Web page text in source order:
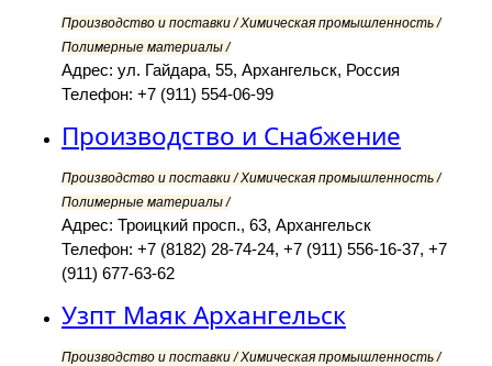
Производство и поставки / Химическая промышленность /
Полимерные материалы /
Адрес: ул. Гайдара, 55, Архангельск, Россия
Телефон: +7 (911) 554-06-99
Производство и Снабжение
Производство и поставки / Химическая промышленность /
Полимерные материалы /
Адрес: Троицкий просп., 63, Архангельск
Телефон: +7 (8182) 28-74-24, +7 (911) 556-16-37, +7
(911) 677-63-62
Узпт Маяк Архангельск
Производство и поставки / Химическая промышленность /